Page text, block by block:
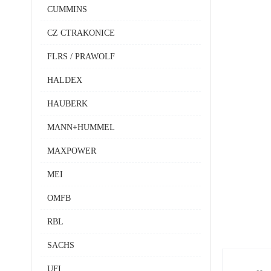
CUMMINS
CZ CTRAKONICE
FLRS / PRAWOLF
HALDEX
HAUBERK
MANN+HUMMEL
MAXPOWER
MEI
OMFB
RBL
SACHS
UFI